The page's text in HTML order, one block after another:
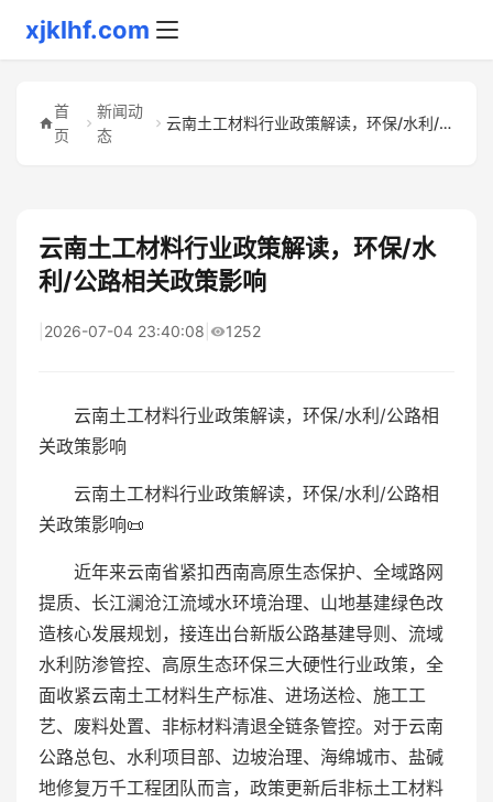
xjklhf.com
首
页
新闻动
态
云南土工材料行业政策解读，环保/水利/公路相关政策影响
云南土工材料行业政策解读，环保/水
利/公路相关政策影响
2026-07-04 23:40:08 1252
云南土工材料行业政策解读，环保/水利/公路相
关政策影响
云南土工材料行业政策解读，环保/水利/公路相
关政策影响📜
近年来云南省紧扣西南高原生态保护、全域路网
提质、长江澜沧江流域水环境治理、山地基建绿色改
造核心发展规划，接连出台新版公路基建导则、流域
水利防渗管控、高原生态环保三大硬性行业政策，全
面收紧云南土工材料生产标准、进场送检、施工工
艺、废料处置、非标材料清退全链条管控。对于云南
公路总包、水利项目部、边坡治理、海绵城市、盐碱
地修复万千工程团队而言，政策更新后非标土工材料